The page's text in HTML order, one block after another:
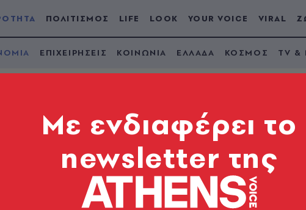
ΠΟΛΙΤΙΣΜΟΣ LIFE LOOK YOUR VOICE VIRAL
ΕΠΙΧΕΙΡΗΣΕΙΣ ΚΟΙΝΩΝΙΑ ΕΛΛΑΔΑ ΚΟΣΜΟΣ TV &
Πρόστιμο
τη διαρροή των
Mε ενδιαφέρει το
newsletter της